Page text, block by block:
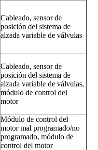
Cableado, sensor de
posición del sistema de
alzada variable de válvulas
Cableado, sensor de
posición del sistema de
alzada variable de válvulas,
módulo de control del
motor
Módulo de control del
motor mal programado/no
programado, módulo de
control del motor